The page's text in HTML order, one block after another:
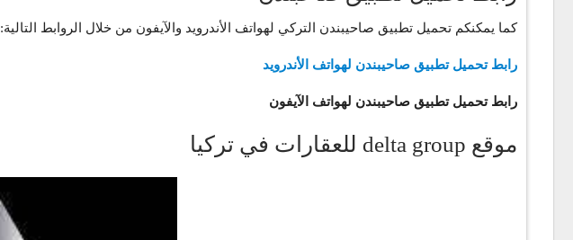
كما يمكنكم تحميل تطبيق صاحيبندن التركي لهواتف الأندرويد والآيفون من خلال الروابط التالية:
رابط تحميل تطبيق صاحيبندن لهواتف الأندرويد
رابط تحميل تطبيق صاحيبندن لهواتف الآيفون
موقع delta group للعقارات في تركيا